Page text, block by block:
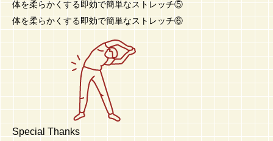
体を柔らかくする即効で簡単なストレッチ⑤
体を柔らかくする即効で簡単なストレッチ⑥
Special Thanks